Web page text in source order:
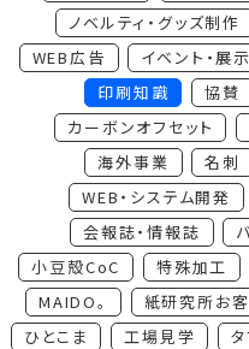
ノベルティ・グッズ制作
WEB広告
イベント・展
印刷知識
協賛
カーボンオフセット
海外事業
名刺
WEB・システム開発
会報誌・情報誌
小豆殻CoC
特殊加工
MAIDO。
紙研究所お
ひとこま
工場見学